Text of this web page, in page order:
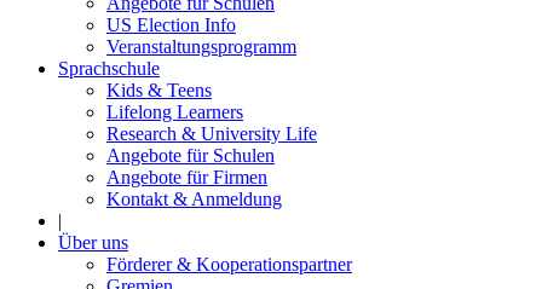
US Election Info
Veranstaltungsprogramm
Sprachschule
Kids & Teens
Lifelong Learners
Research & University Life
Angebote für Schulen
Angebote für Firmen
Kontakt & Anmeldung
|
Über uns
Förderer & Kooperationspartner